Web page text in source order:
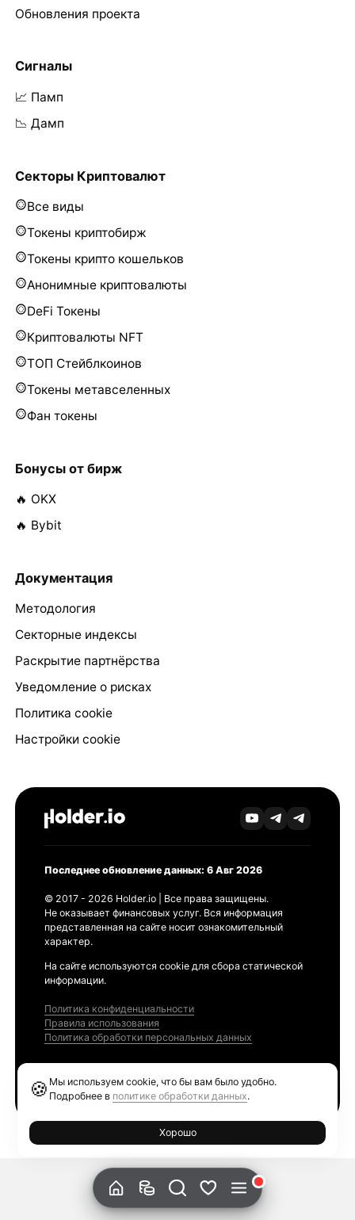
Обновления проекта
Сигналы
📈 Памп
📉 Дамп
Секторы Криптовалют
Все виды
Токены криптобирж
Токены крипто кошельков
Анонимные криптовалюты
DeFi Токены
Криптовалюты NFT
ТОП Стейблкоинов
Токены метавселенных
Фан токены
Бонусы от бирж
🔥 OKX
🔥 Bybit
Документация
Методология
Секторные индексы
Раскрытие партнёрства
Уведомление о рисках
Политика cookie
Настройки cookie
Последнее обновление данных: 6 Авг 2026
© 2017 - 2026 Holder.io | Все права защищены.
Не оказывает финансовых услуг. Вся информация
представленная на сайте носит ознакомительный
характер.
На сайте используются cookie для сбора статической
информации.
Политика конфиденциальности
Правила использования
Политика обработки персональных данных
🍪 Мы используем cookie, что бы вам было удобно.
Подробнее в политике обработки данных.
Хорошо
Ethereum GAS Tracker